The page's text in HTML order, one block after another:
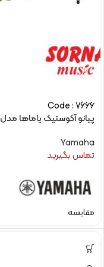
Code : 7666
پیانو آکوستیک یاماها مدل U1J PM
Yamaha
تماس بگیرید
مقایسه